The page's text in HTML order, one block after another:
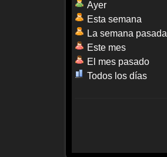
Ayer
Esta semana
La semana pasada
Este mes
El mes pasado
Todos los días